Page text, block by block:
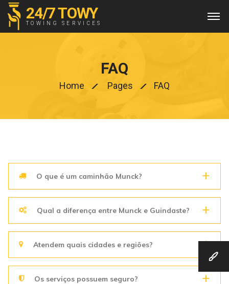
24/7 TOWY
TOWING SERVICES
FAQ
Home Pages FAQ
O que é um caminhão Munck?
Qual a diferença entre Munck e Guindaste?
Atendem quais cidades e regiões?
Os serviços possuem seguro?